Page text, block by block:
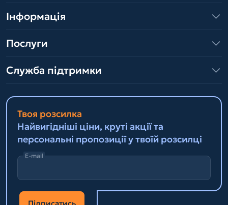
Інформація
Послуги
Служба підтримки
Твоя розсилка
Найвигідніші ціни, круті акції та
персональні пропозиції у твоїй розсилці
E-mail